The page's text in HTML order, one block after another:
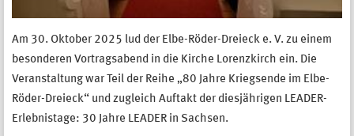
Am 30. Oktober 2025 lud der Elbe-Röder-Dreieck e. V. zu einem
besonderen Vortragsabend in die Kirche Lorenzkirch ein. Die
Veranstaltung war Teil der Reihe „80 Jahre Kriegsende im Elbe-
Röder-Dreieck“ und zugleich Auftakt der diesjährigen LEADER-
Erlebnistage: 30 Jahre LEADER in Sachsen.